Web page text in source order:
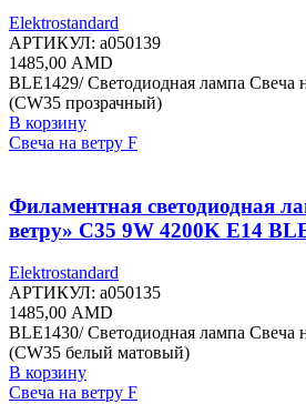
Elektrostandard
АРТИКУЛ: a050139
1485,00 AMD
BLE1429/ Светодиодная лампа Свеча
(CW35 прозрачный)
В корзину
Свеча на ветру F
Филаментная светодиодная
ветру» C35 9W 4200K E14
Elektrostandard
АРТИКУЛ: a050135
1485,00 AMD
BLE1430/ Светодиодная лампа Свеча
(CW35 белый матовый)
В корзину
Свеча на ветру F